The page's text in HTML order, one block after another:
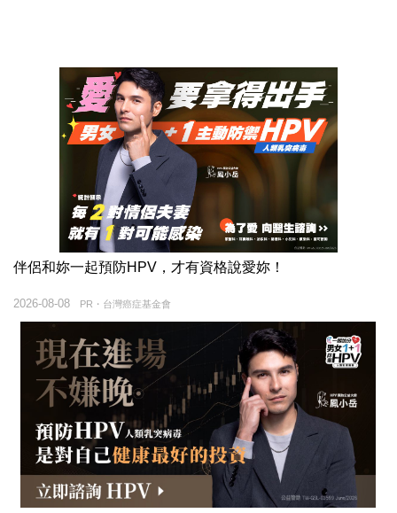
伴侶和妳一起預防HPV，才有資格說愛妳！
PR・台灣癌症基金會
2026-08-08